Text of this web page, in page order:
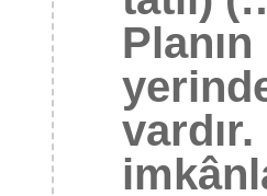
Planın